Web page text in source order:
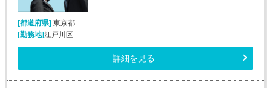
[都道府県] 東京都
[勤務地]江戸川区
詳細を見る